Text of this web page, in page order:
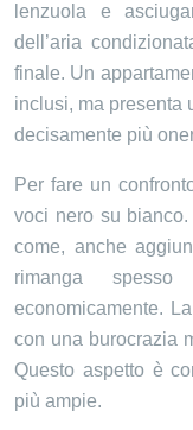
lenzuola e
dell’aria
finale. Un
inclusi, ma presenta
decisamente più
Per fare un
voci nero su
come, anche
rimanga
economicamente.
con una burocrazia
Questo aspetto è
più ampie.